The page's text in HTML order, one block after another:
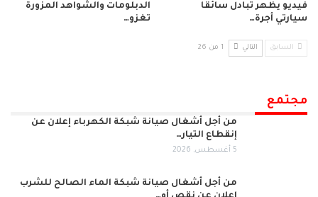
فيديو يظهر تبادل سائقا
سيارتي أجرة…
الدبلومات والشواهد المزورة
تغزو…
السابق التالي 1 من 26
مجتمع
من أجل أشغال صيانة شبكة الكهرباء إعلان عن
إنقطاع التيار…
5 أغسطس, 2026
من أجل أشغال صيانة شبكة الماء الصالح للشرب